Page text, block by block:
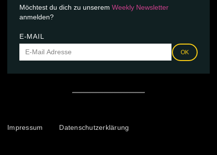
Möchtest du dich zu unserem Weekly Newsletter
anmelden?
E-MAIL
OK
Impressum Datenschutzerklärung